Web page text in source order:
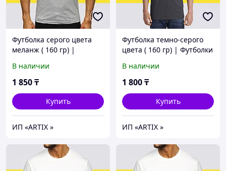
Футболка серого цвета
меланж ( 160 гр) |
серый меланж
В наличии
1 850₸
Купить
ИП «ARTIX »
Футболка темно-серого
цвета ( 160 гр) | Футболки
В наличии
1 800₸
Купить
ИП «ARTIX »